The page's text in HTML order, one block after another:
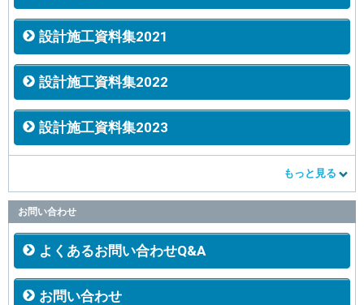
設計施工資料集2021
設計施工資料集2022
設計施工資料集2023
もっと見る
お問い合わせ
よくあるお問い合わせQ&A
お問い合わせ